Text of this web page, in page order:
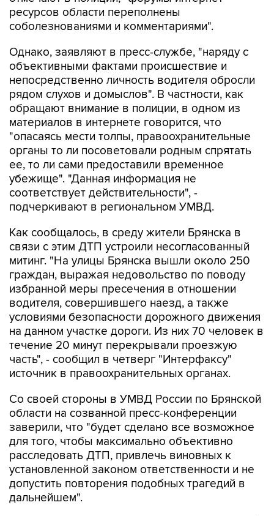
ресурсов области переполнены
соболезнованиями и комментариями".
Однако, заявляют в пресс-службе, "наряду с
объективными фактами происшествие и
непосредственно личность водителя обросли
рядом слухов и домыслов". В частности, как
обращают внимание в полиции, в одном из
материалов в интернете говорится, что
"опасаясь мести толпы, правоохранительные
органы то ли посоветовали родным спрятать
ее, то ли сами предоставили временное
убежище". "Данная информация не
соответствует действительности", -
подчеркивают в региональном УМВД.
Как сообщалось, в среду жители Брянска в
связи с этим ДТП устроили несогласованный
митинг. "На улицы Брянска вышли около 250
граждан, выражая недовольство по поводу
избранной меры пресечения в отношении
водителя, совершившего наезд, а также
условиями безопасности дорожного движения
на данном участке дороги. Из них 70 человек в
течение 20 минут перекрывали проезжую
часть", - сообщил в четверг "Интерфаксу"
источник в правоохранительных органах.
Со своей стороны в УМВД России по Брянской
области на созванной пресс-конференции
заверили, что "будет сделано все возможное
для того, чтобы максимально объективно
расследовать ДТП, привлечь виновных к
установленной законом ответственности и не
допустить повторения подобных трагедий в
дальнейшем".